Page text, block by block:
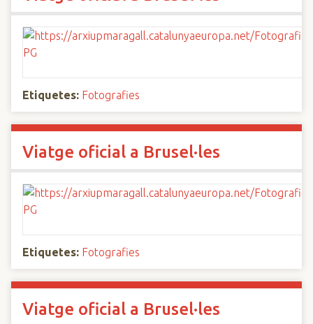
Etiquetes: Fotografies
Viatge oficial a Brusel·les
Etiquetes: Fotografies
Viatge oficial a Brusel·les